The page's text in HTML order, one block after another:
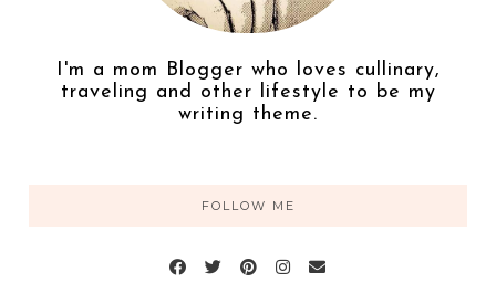
I'm a mom Blogger who loves cullinary,
traveling and other lifestyle to be my
writing theme.
FOLLOW ME